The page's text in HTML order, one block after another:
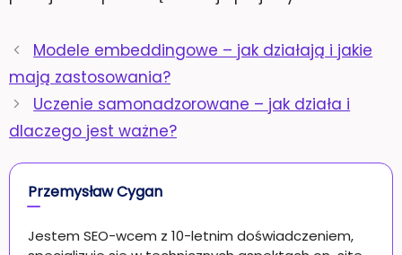
Modele embeddingowe – jak działają i jakie
mają zastosowania?
Uczenie samonadzorowane – jak działa i
dlaczego jest ważne?
Przemysław Cygan
Jestem SEO-wcem z 10-letnim doświadczeniem,